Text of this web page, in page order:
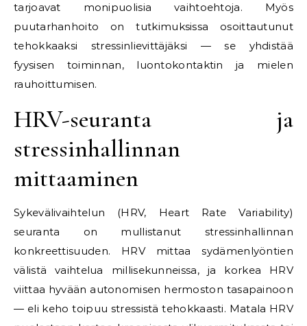
tarjoavat monipuolisia vaihtoehtoja. Myös
puutarhanhoito on tutkimuksissa osoittautunut
tehokkaaksi stressinlievittäjäksi — se yhdistää
fyysisen toiminnan, luontokontaktin ja mielen
rauhoittumisen.
HRV-seuranta ja
stressinhallinnan
mittaaminen
Sykevälivaihtelun (HRV, Heart Rate Variability)
seuranta on mullistanut stressinhallinnan
konkreettisuuden. HRV mittaa sydämenlyöntien
välistä vaihtelua millisekunneissa, ja korkea HRV
viittaa hyvään autonomisen hermoston tasapainoon
— eli keho toipuu stressistä tehokkaasti. Matala HRV